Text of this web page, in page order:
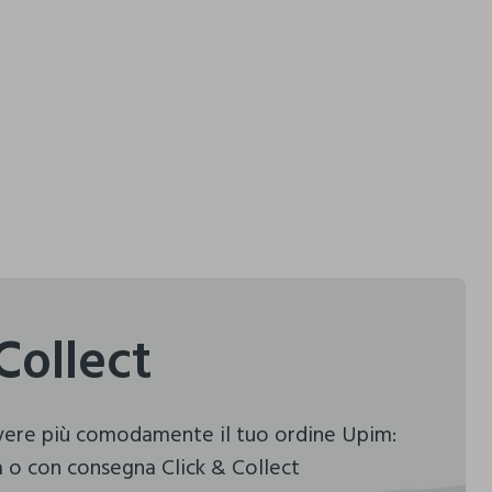
più comodamente il tuo ordine Upim:
con consegna Click & Collect